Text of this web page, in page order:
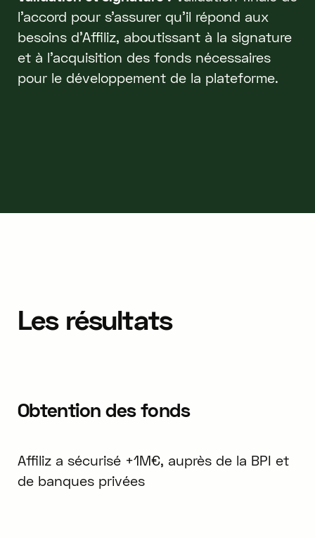
l'accord pour s'assurer qu'il répond aux
besoins d'Affiliz, aboutissant à la signature
et à l'acquisition des fonds nécessaires
pour le développement de la plateforme.
Les résultats
Obtention des fonds
Affiliz a sécurisé +1M€, auprès de la BPI et
de banques privées